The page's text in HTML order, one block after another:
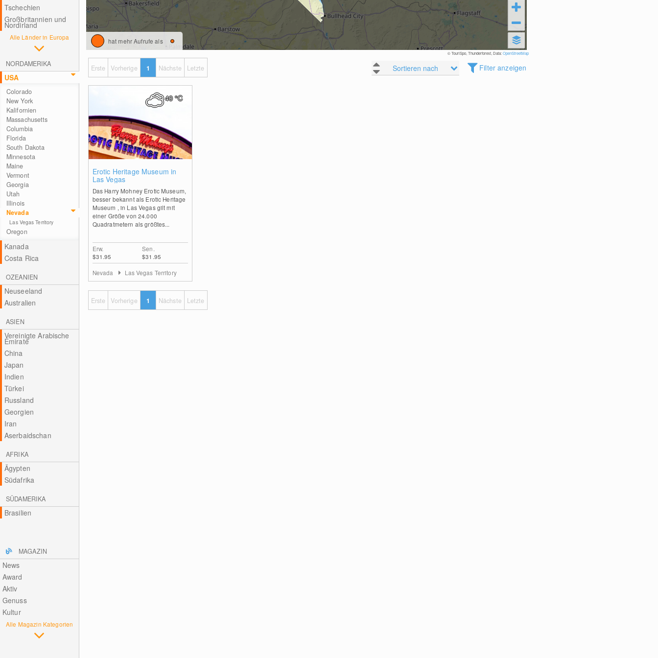
Tschechien
Großbritannien und
Nordirland
Alle Länder in Europa
NORDAMERIKA
USA
Colorado
New York
Kalifornien
Massachusetts
Columbia
Florida
South Dakota
Minnesota
Maine
Vermont
Georgia
Utah
Illinois
Nevada
Las Vegas Territory
Oregon
Kanada
Costa Rica
OZEANIEN
Neuseeland
Australien
ASIEN
Vereinigte Arabische
Emirate
China
Japan
Indien
Türkei
Russland
Georgien
Iran
Aserbaidschan
AFRIKA
Ägypten
Südafrika
SÜDAMERIKA
Brasilien
MAGAZIN
News
Award
Aktiv
Genuss
Kultur
Alle Magazin Kategorien
hat mehr Aufrufe als
© TouriSpo, Thunderforest, Data:OpenStreetMap
Sortieren nach Filter anzeigen
Erste Vorherige 1 Nächste Letzte
Erotic Heritage Museum in
Las Vegas
Das Harry Mohney Erotic Museum,
besser bekannt als Erotic Heritage
Museum , in Las Vegas gilt mit
einer Größe von 24.000
Quadratmetern als größtes...
Erw.
$31.95
Sen.
$31.95
40°C
Nevada Las Vegas Territory
Erste Vorherige 1 Nächste Letzte